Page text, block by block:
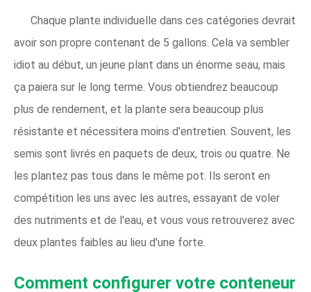
Chaque plante individuelle dans ces catégories devrait
avoir son propre contenant de 5 gallons. Cela va sembler
idiot au début, un jeune plant dans un énorme seau, mais
ça paiera sur le long terme. Vous obtiendrez beaucoup
plus de rendement, et la plante sera beaucoup plus
résistante et nécessitera moins d'entretien. Souvent, les
semis sont livrés en paquets de deux, trois ou quatre. Ne
les plantez pas tous dans le même pot. Ils seront en
compétition les uns avec les autres, essayant de voler
des nutriments et de l'eau, et vous vous retrouverez avec
deux plantes faibles au lieu d'une forte.
Comment configurer votre conteneur